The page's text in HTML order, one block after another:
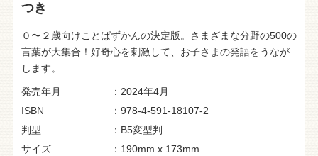
つき
０〜２歳向けことばずかんの決定版。さまざまな分野の500の
言葉が大集合！好奇心を刺激して、お子さまの発語をうなが
します。
発売年月
2024年4月
ISBN
978-4-591-18107-2
判型
B5変型判
サイズ
190mm x 173mm